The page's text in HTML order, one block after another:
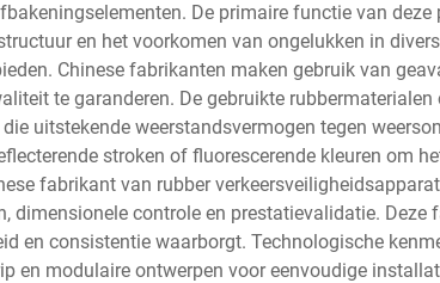
De primaire functie van
en het voorkomen van ongelukken in
Chinese fabrikanten maken gebruik van
te garanderen. De gebruikte
uitstekende weerstandsvermogen tegen
stroken of fluorescerende kleuren om
fabrikant van rubber
dimensionele controle en prestatievalidatie.
en consistentie waarborgt. Technologische
en modulaire ontwerpen voor eenvoudige